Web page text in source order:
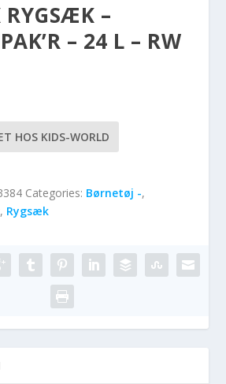
RYGSÆK –
– 24 L – RW
HOS KIDS-WORLD
Categories: Børnetøj -,
, Rygsæk